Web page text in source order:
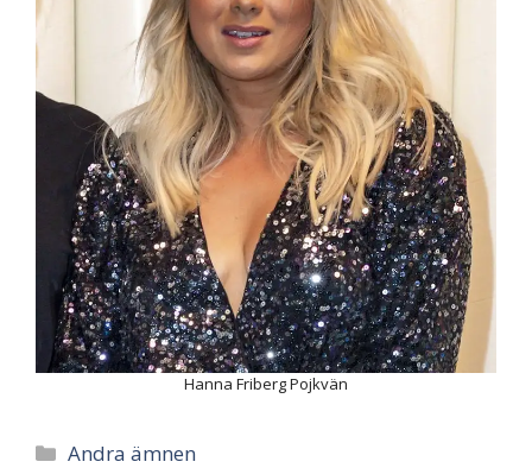
Hanna Friberg Pojkvän
Categories
Andra ämnen